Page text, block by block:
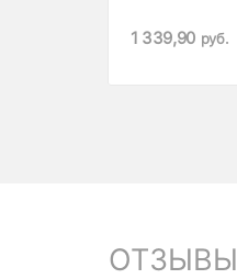
1 339,90 руб.
ОТЗЫВЫ